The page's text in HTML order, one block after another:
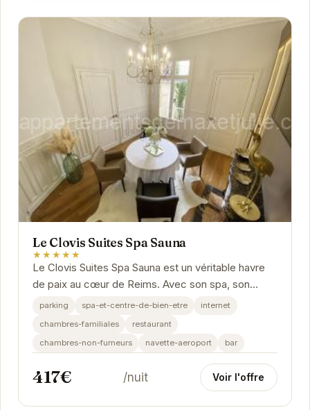
Le Clovis Suites Spa Sauna
★★★★★
Le Clovis Suites Spa Sauna est un véritable havre
de paix au cœur de Reims. Avec son spa, son
restaurant et ses suites spacieuses, il offre un...
parking spa-et-centre-de-bien-etre
internet
chambres-familiales
restaurant
chambres-non-fumeurs
navette-aeroport bar
417€ /nuit Voir l'offre